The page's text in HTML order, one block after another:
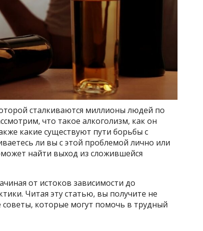
сталкиваются миллионы людей по
что такое алкоголизм, как он
какие существуют пути борьбы с
ли вы с этой проблемой лично или
найти выход из сложившейся
от истоков зависимости до
Читая эту статью, вы получите не
советы, которые могут помочь в трудный